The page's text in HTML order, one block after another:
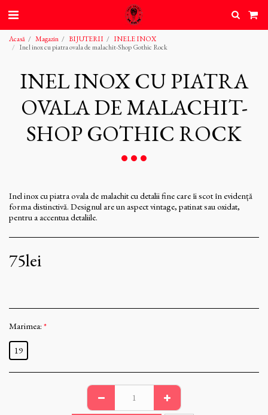
Acasă Magazin BIJUTERII
INELE INOX
Inel inox cu piatra ovala de malachit-Shop Gothic Rock
INEL INOX CU PIATRA
OVALA DE MALACHIT-
SHOP GOTHIC ROCK
Inel inox cu piatra ovala de malachit cu detalii fine care îi scot în evidență
forma distinctivă. Designul are un aspect vintage, patinat sau oxidat,
pentru a accentua detaliile.
75lei
Marimea: *
19